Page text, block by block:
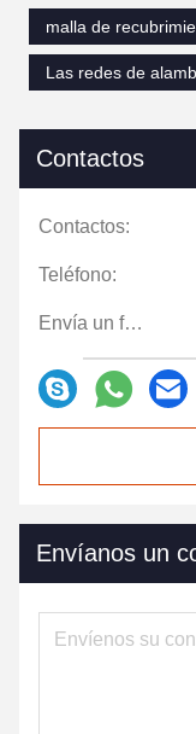
malla de
Las redes de
Contactos
Contactos:
Teléfono:
Envía un fax.:
Envíanos un